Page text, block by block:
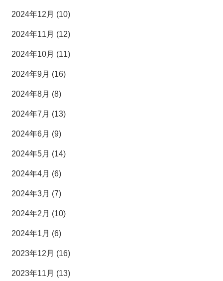
2024年12月 (10)
2024年11月 (12)
2024年10月 (11)
2024年9月 (16)
2024年8月 (8)
2024年7月 (13)
2024年6月 (9)
2024年5月 (14)
2024年4月 (6)
2024年3月 (7)
2024年2月 (10)
2024年1月 (6)
2023年12月 (16)
2023年11月 (13)